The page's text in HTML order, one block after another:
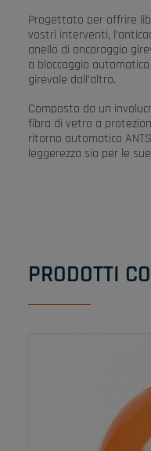
Progettato per offrire
vostri interventi,
anello di ancoraggio
a bloccaggio
girevole dall’altro.
Composto da un
fibra di vetro a
ritorno automatico
leggerezza sia per le
PRODOTTI